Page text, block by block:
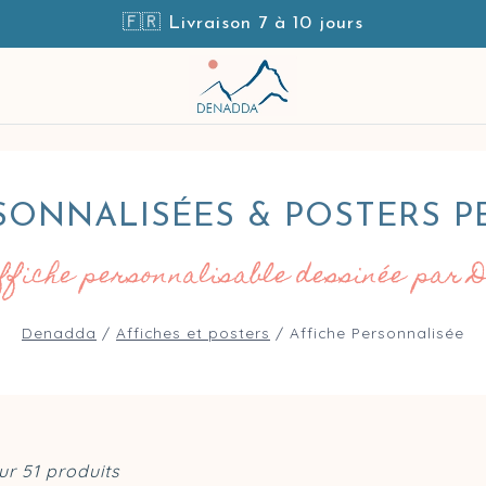
🇫🇷 Livraison 7 à 10 jours
& POSTERS
personnalisable dessinée par
Denadda / Affiches et posters / Affiche Personnalisée
51 produits